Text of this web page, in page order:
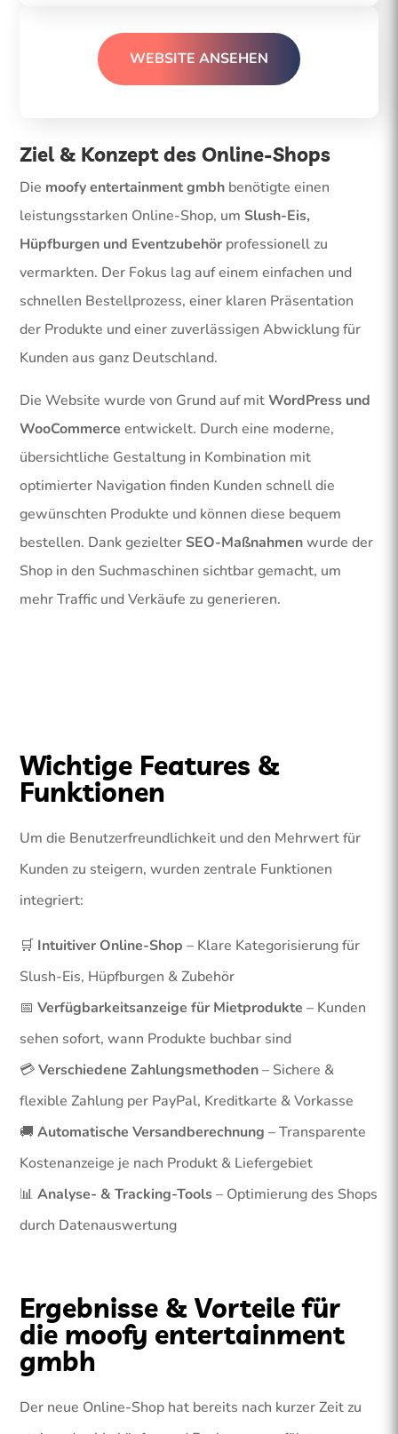
WEBSITE ANSEHEN
Ziel & Konzept des Online-Shops
Die moofy entertainment gmbh benötigte einen
leistungsstarken Online-Shop, um Slush-Eis,
Hüpfburgen und Eventzubehör professionell zu
vermarkten. Der Fokus lag auf einem einfachen und
schnellen Bestellprozess, einer klaren Präsentation
der Produkte und einer zuverlässigen Abwicklung für
Kunden aus ganz Deutschland.
Die Website wurde von Grund auf mitWordPress und
WooCommerce entwickelt. Durch eine moderne,
übersichtliche Gestaltung in Kombination mit
optimierter Navigation finden Kunden schnell die
gewünschten Produkte und können diese bequem
bestellen. Dank gezielter SEO-Maßnahmenwurde der
Shop in den Suchmaschinen sichtbar gemacht, um
mehr Traffic und Verkäufe zu generieren.
Wichtige Features &
Funktionen
Um die Benutzerfreundlichkeit und den Mehrwert für
Kunden zu steigern, wurden zentrale Funktionen
integriert:
🛒 Intuitiver Online-Shop – Klare Kategorisierung für
Slush-Eis, Hüpfburgen & Zubehör
📅Verfügbarkeitsanzeige für Mietprodukte – Kunden
sehen sofort, wann Produkte buchbar sind
💳Verschiedene Zahlungsmethoden– Sichere &
flexible Zahlung per PayPal, Kreditkarte & Vorkasse
🚚Automatische Versandberechnung – Transparente
Kostenanzeige je nach Produkt & Liefergebiet
📊Analyse- & Tracking-Tools– Optimierung des Shops
durch Datenauswertung
Ergebnisse & Vorteile für
die moofy entertainment
gmbh
Der neue Online-Shop hat bereits nach kurzer Zeit zu